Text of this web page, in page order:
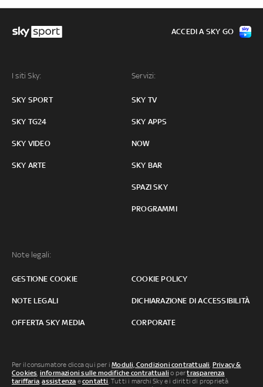
I siti Sky:
SKY SPORT
SKY TG24
SKY VIDEO
SKY ARTE
Servizi:
SKY TV
SKY APPS
NOW
SKY BAR
SPAZI SKY
PROGRAMMI
Note legali:
GESTIONE COOKIE COOKIE POLICY
NOTE LEGALI DICHIARAZIONE DI ACCESSIBILITÀ
OFFERTA SKY MEDIA CORPORATE
ACCEDI A SKY GO
Per il consumatore clicca qui per iModuli, Condizioni contrattuali, Privacy &
Cookies, informazioni sulle modifiche contrattuali o pertrasparenza
tariffaria,assistenza econtatti. Tutti i marchi Sky e i diritti di proprietà